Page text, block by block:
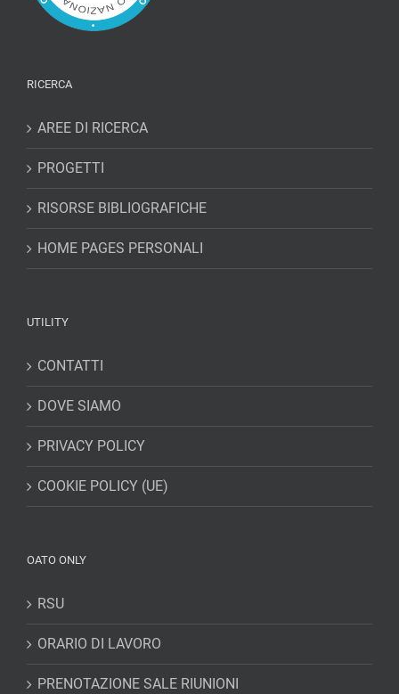
RICERCA
AREE DI RICERCA
PROGETTI
RISORSE BIBLIOGRAFICHE
HOME PAGES PERSONALI
UTILITY
CONTATTI
DOVE SIAMO
PRIVACY POLICY
COOKIE POLICY (UE)
OATO ONLY
RSU
ORARIO DI LAVORO
PRENOTAZIONE SALE RIUNIONI